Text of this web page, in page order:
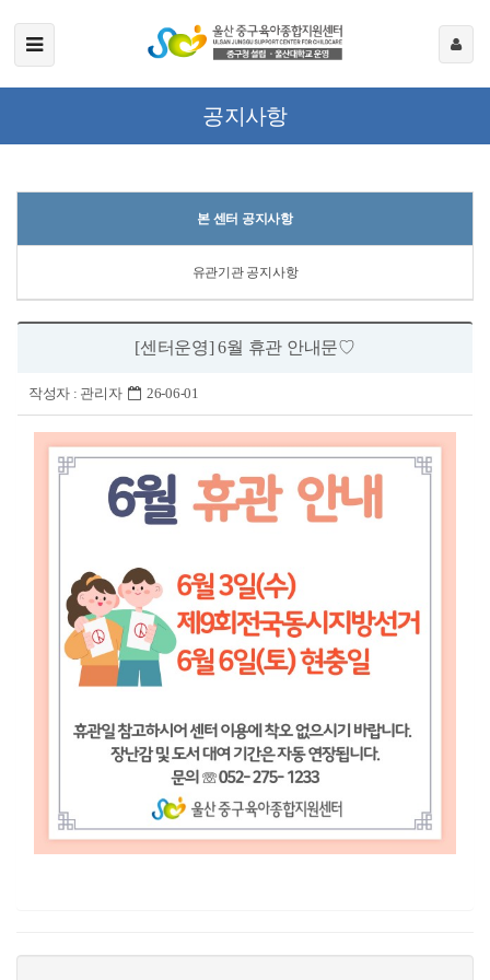
공지사항
본 센터 공지사항
유관기관 공지사항
[센터운영] 6월 휴관 안내문♡
작성자 : 관리자 26-06-01